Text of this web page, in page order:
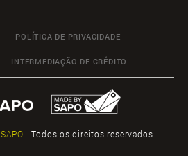
POLÍTICA DE PRIVACIDADE
INTERMEDIAÇÃO DE CRÉDITO
SAPO - Todos os direitos reservados